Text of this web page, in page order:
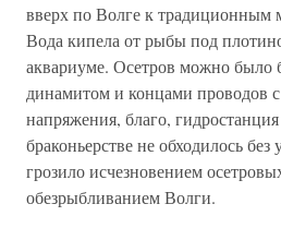
вверх по Волге к традиционным
Вода кипела от рыбы под
аквариуме. Осетров можно было
динамитом и концами проводов
напряжения, благо,
браконьерстве не обходилось
грозило исчезновением
обезрыбливанием Волги.